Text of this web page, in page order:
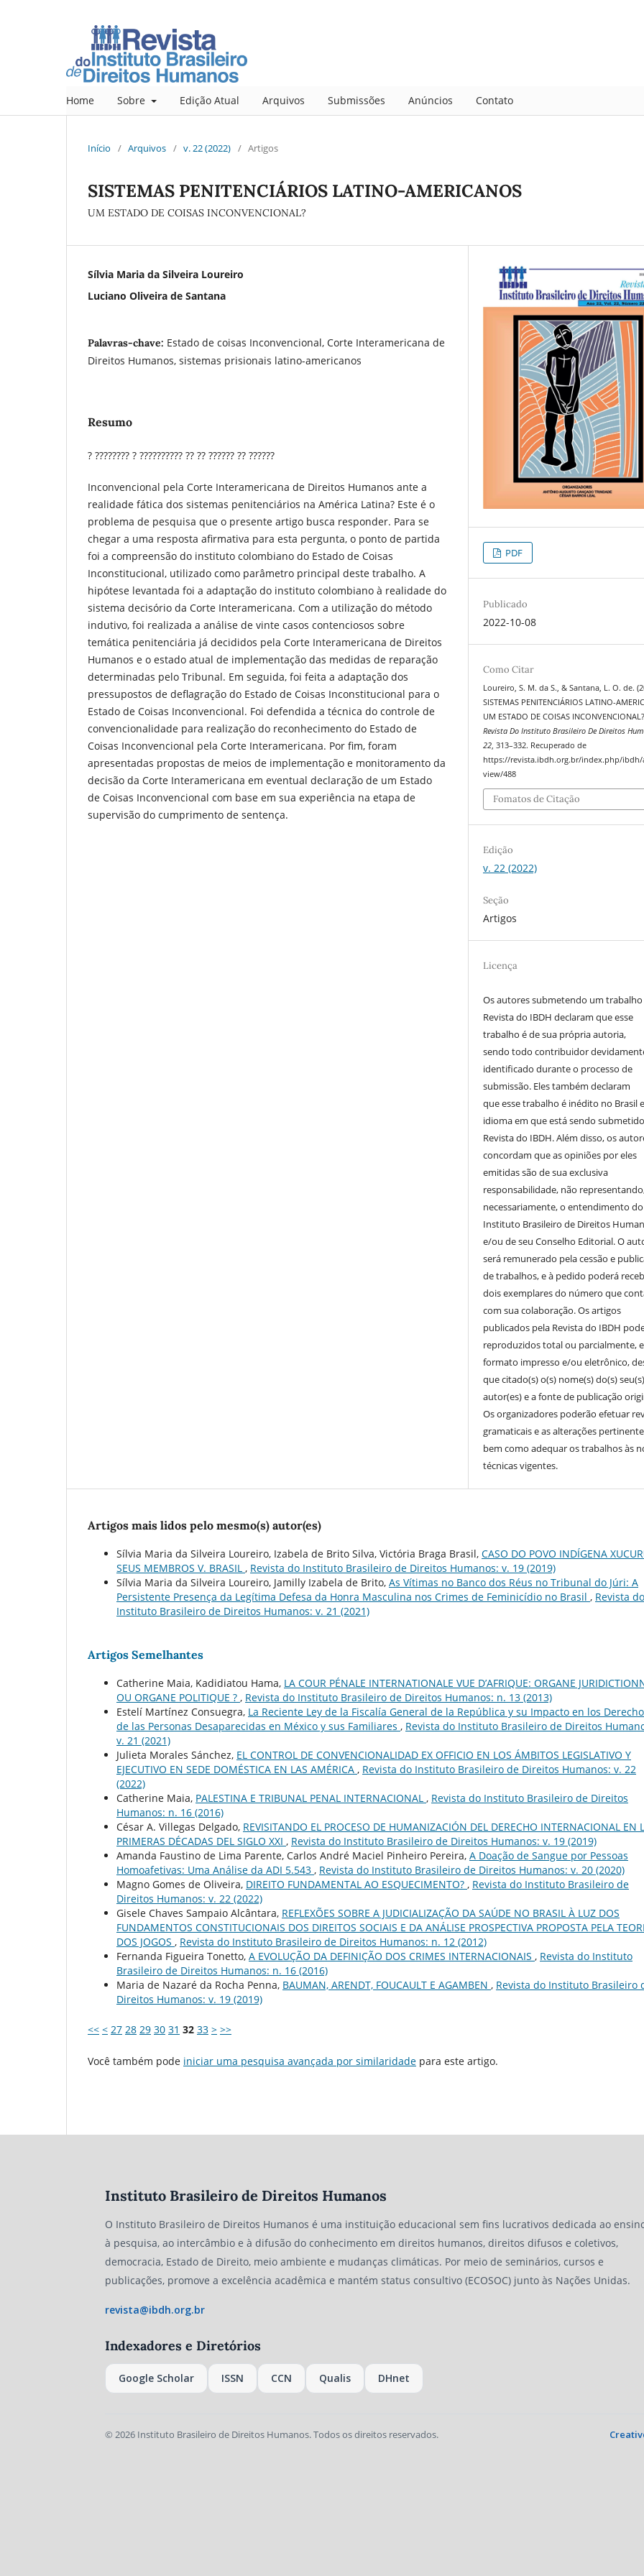
Home Sobre Edição Atual Arquivos Submissões Anúncios Contato
Início / Arquivos / v. 22 (2022) / Artigos
SISTEMAS PENITENCIÁRIOS LATINO-AMERICANOS
UM ESTADO DE COISAS INCONVENCIONAL?
Sílvia Maria da Silveira Loureiro
Luciano Oliveira de Santana
Palavras-chave: Estado de coisas Inconvencional, Corte Interamericana de
Direitos Humanos, sistemas prisionais latino-americanos
Resumo
? ???????? ? ?????????? ?? ?? ?????? ?? ??????
Inconvencional pela Corte Interamericana de Direitos Humanos ante a
realidade fática dos sistemas penitenciários na América Latina? Este é o
problema de pesquisa que o presente artigo busca responder. Para se
chegar a uma resposta afirmativa para esta pergunta, o ponto de partida
foi a compreensão do instituto colombiano do Estado de Coisas
Inconstitucional, utilizado como parâmetro principal deste trabalho. A
hipótese levantada foi a adaptação do instituto colombiano à realidade do
sistema decisório da Corte Interamericana. Com a utilização do método
indutivo, foi realizada a análise de vinte casos contenciosos sobre
temática penitenciária já decididos pela Corte Interamericana de Direitos
Humanos e o estado atual de implementação das medidas de reparação
determinadas pelo Tribunal. Em seguida, foi feita a adaptação dos
pressupostos de deflagração do Estado de Coisas Inconstitucional para o
Estado de Coisas Inconvencional. Foi defendida a técnica do controle de
convencionalidade para realização do reconhecimento do Estado de
Coisas Inconvencional pela Corte Interamericana. Por fim, foram
apresentadas propostas de meios de implementação e monitoramento da
decisão da Corte Interamericana em eventual declaração de um Estado
de Coisas Inconvencional com base em sua experiência na etapa de
supervisão do cumprimento de sentença.
PDF
Publicado
2022-10-08
Como Citar
Loureiro, S. M. da S., & Santana, L. O. de.
SISTEMAS PENITENCIÁRIOS LATINO-
UM ESTADO DE COISAS
Revista Do Instituto Brasileiro De Direitos
22 , 313–332. Recuperado de
https://revista.ibdh.org.br/index.php/ibdh/
view/488
Fomatos de Citação
Edição
v. 22 (2022)
Seção
Artigos
Licença
Os autores submetendo um trabalho
Revista do IBDH declaram que esse
trabalho é de sua própria autoria,
sendo todo contribuidor
identificado durante o processo de
submissão. Eles também declaram
que esse trabalho é inédito no Brasil
idioma em que está sendo
Revista do IBDH. Além disso, os
concordam que as opiniões por eles
emitidas são de sua exclusiva
responsabilidade, não
necessariamente, o entendimento do
Instituto Brasileiro de Direitos
e/ou de seu Conselho Editorial. O
será remunerado pela cessão e
de trabalhos, e à pedido poderá
dois exemplares do número que
com sua colaboração. Os artigos
publicados pela Revista do IBDH
reproduzidos total ou parcialmente,
formato impresso e/ou eletrônico,
que citado(s) o(s) nome(s) do(s) seu(s)
autor(es) e a fonte de publicação
Os organizadores poderão efetuar
gramaticais e as alterações
bem como adequar os trabalhos às
técnicas vigentes.
Artigos mais lidos pelo mesmo(s) autor(es)
Sílvia Maria da Silveira Loureiro, Izabela de Brito Silva, Victória Braga Brasil, CASO DO POVO INDÍGENA
SEUS MEMBROS V. BRASIL , Revista do Instituto Brasileiro de Direitos Humanos: v. 19 (2019)
Sílvia Maria da Silveira Loureiro, Jamilly Izabela de Brito, As Vítimas no Banco dos Réus no Tribunal do Júri: A
Persistente Presença da Legítima Defesa da Honra Masculina nos Crimes de Feminicídio no Brasil , Revista do
Instituto Brasileiro de Direitos Humanos: v. 21 (2021)
Artigos Semelhantes
Catherine Maia, Kadidiatou Hama, LA COUR PÉNALE INTERNATIONALE VUE D’AFRIQUE: ORGANE
OU ORGANE POLITIQUE ? , Revista do Instituto Brasileiro de Direitos Humanos: n. 13 (2013)
Estelí Martínez Consuegra, La Reciente Ley de la Fiscalía General de la República y su Impacto en los
de las Personas Desaparecidas en México y sus Familiares , Revista do Instituto Brasileiro de Direitos
v. 21 (2021)
Julieta Morales Sánchez, EL CONTROL DE CONVENCIONALIDAD EX OFFICIO EN LOS ÁMBITOS LEGISLATIVO Y
EJECUTIVO EN SEDE DOMÉSTICA EN LAS AMÉRICA , Revista do Instituto Brasileiro de Direitos Humanos: v. 22
(2022)
Catherine Maia, PALESTINA E TRIBUNAL PENAL INTERNACIONAL , Revista do Instituto Brasileiro de Direitos
Humanos: n. 16 (2016)
César A. Villegas Delgado, REVISITANDO EL PROCESO DE HUMANIZACIÓN DEL DERECHO INTERNACIONAL EN
PRIMERAS DÉCADAS DEL SIGLO XXI , Revista do Instituto Brasileiro de Direitos Humanos: v. 19 (2019)
Amanda Faustino de Lima Parente, Carlos André Maciel Pinheiro Pereira, A Doação de Sangue por Pessoas
Homoafetivas: Uma Análise da ADI 5.543 , Revista do Instituto Brasileiro de Direitos Humanos: v. 20 (2020)
Magno Gomes de Oliveira, DIREITO FUNDAMENTAL AO ESQUECIMENTO? , Revista do Instituto Brasileiro de
Direitos Humanos: v. 22 (2022)
Gisele Chaves Sampaio Alcântara, REFLEXÕES SOBRE A JUDICIALIZAÇÃO DA SAÚDE NO BRASIL À LUZ DOS
FUNDAMENTOS CONSTITUCIONAIS DOS DIREITOS SOCIAIS E DA ANÁLISE PROSPECTIVA PROPOSTA PELA
DOS JOGOS , Revista do Instituto Brasileiro de Direitos Humanos: n. 12 (2012)
Fernanda Figueira Tonetto, A EVOLUÇÃO DA DEFINIÇÃO DOS CRIMES INTERNACIONAIS , Revista do Instituto
Brasileiro de Direitos Humanos: n. 16 (2016)
Maria de Nazaré da Rocha Penna, BAUMAN, ARENDT, FOUCAULT E AGAMBEN , Revista do Instituto Brasileiro
Direitos Humanos: v. 19 (2019)
<< < 27 28 29 30 31 32 33 > >>
Você também pode iniciar uma pesquisa avançada por similaridade para este artigo.
Instituto Brasileiro de Direitos Humanos
O Instituto Brasileiro de Direitos Humanos é uma instituição educacional sem fins lucrativos dedicada ao
à pesquisa, ao intercâmbio e à difusão do conhecimento em direitos humanos, direitos difusos e coletivos,
democracia, Estado de Direito, meio ambiente e mudanças climáticas. Por meio de seminários, cursos e
publicações, promove a excelência acadêmica e mantém status consultivo (ECOSOC) junto às Nações Unidas.
revista@ibdh.org.br
Indexadores e Diretórios
Google Scholar ISSN CCN Qualis DHnet
© 2026 Instituto Brasileiro de Direitos Humanos. Todos os direitos reservados.